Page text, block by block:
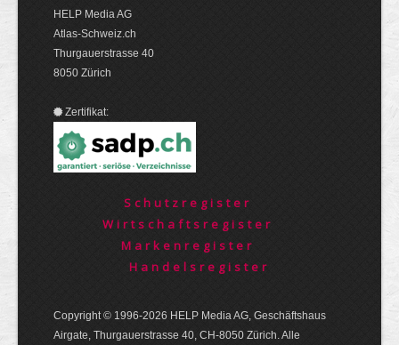
HELP Media AG
Atlas-Schweiz.ch
Thurgauerstrasse 40
8050 Zürich
Zertifikat:
Schutzregister
Wirtschaftsregister
Markenregister
Handelsregister
Copyright © 1996-2026 HELP Media AG, Geschäftshaus
Airgate, Thurgauer­strasse 40, CH-8050 Zürich. Alle